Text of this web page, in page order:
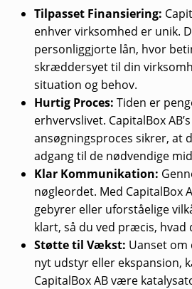
Tilpasset Finansiering:
enhver virksomhed er unik.
personliggjorte lån, hvor
skræddersyet til din
situation og behov.
Hurtig Proces: Tiden er
erhvervslivet. CapitalBox
ansøgningsproces sikrer, at
adgang til de nødvendige
Klar Kommunikation:
nøgleordet. Med CapitalBox
gebyrer eller uforståelige
klart, så du ved præcis, hvad
Støtte til Vækst: Uanset
nyt udstyr eller ekspansion,
CapitalBox AB være